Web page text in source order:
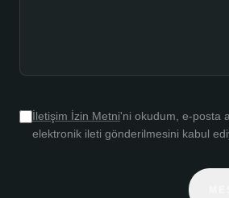
İletişim İzin Metni'ni okudum, e-posta
elektronik ileti gönderilmesini kabul